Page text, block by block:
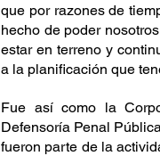
que por razones de
hecho de poder
estar en terreno y
a la planificación que
Fue así como la
Defensoría Penal
fueron parte de la